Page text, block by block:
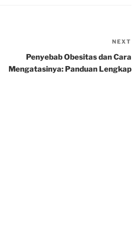
NEXT
Penyebab Obesitas dan Cara
Mengatasinya: Panduan Lengkap